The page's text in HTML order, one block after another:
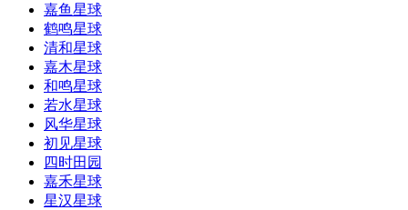
嘉鱼星球
鹤鸣星球
清和星球
嘉木星球
和鸣星球
若水星球
风华星球
初见星球
四时田园
嘉禾星球
星汉星球